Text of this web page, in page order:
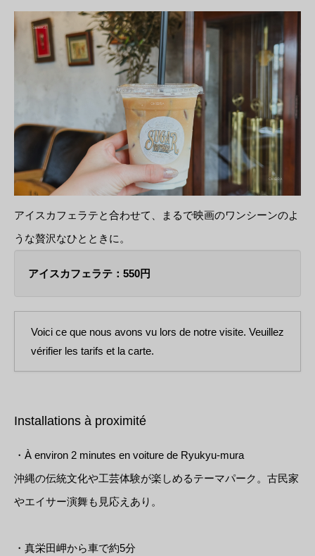
アイスカフェラテと合わせて、まるで映画のワンシーンのよ
うな贅沢なひとときに。
アイスカフェラテ：550円
Voici ce que nous avons vu lors de notre visite. Veuillez
vérifier les tarifs et la carte.
Installations à proximité
・À environ 2 minutes en voiture de Ryukyu-mura
沖縄の伝統文化や工芸体験が楽しめるテーマパーク。古民家
やエイサー演舞も見応えあり。
・真栄田岬から車で約5分